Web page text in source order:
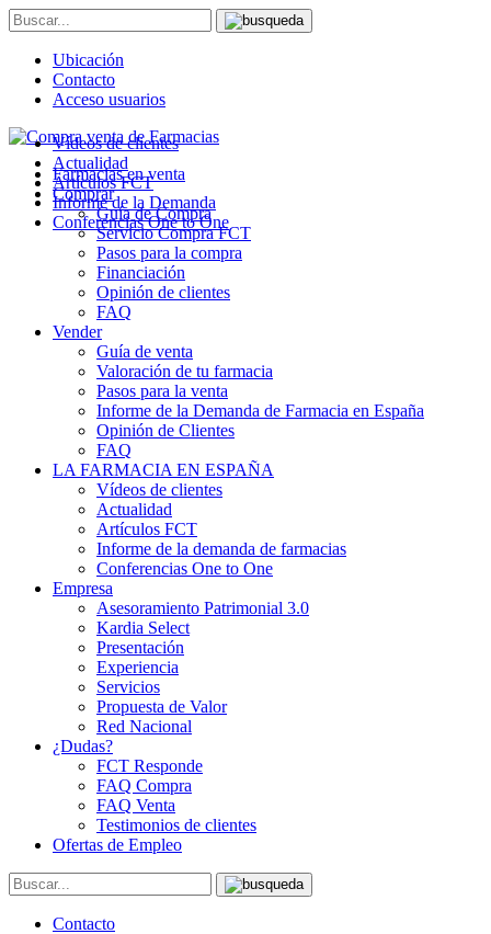
Ubicación
Contacto
Acceso usuarios
Farmacias en venta
Comprar
Guía de Compra
Servicio Compra FCT
Pasos para la compra
Financiación
Opinión de clientes
FAQ
Vender
Guía de venta
Valoración de tu farmacia
Pasos para la venta
Informe de la Demanda de Farmacia en España
Opinión de Clientes
FAQ
LA FARMACIA EN ESPAÑA
Vídeos de clientes
Actualidad
Artículos FCT
Informe de la demanda de farmacias
Conferencias One to One
Empresa
Asesoramiento Patrimonial 3.0
Kardia Select
Presentación
Experiencia
Servicios
Propuesta de Valor
Red Nacional
¿Dudas?
FCT Responde
FAQ Compra
FAQ Venta
Testimonios de clientes
Ofertas de Empleo
Contacto
Vídeos de clientes
Actualidad
Artículos FCT
Informe de la Demanda
Conferencias One to One